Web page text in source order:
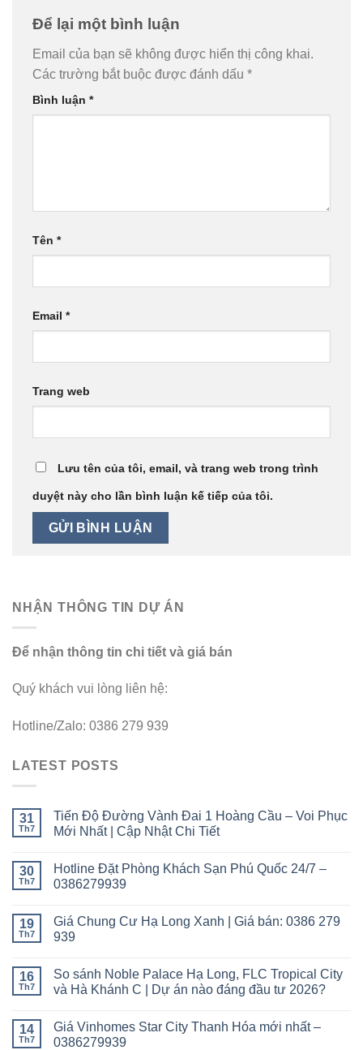
Để lại một bình luận
Email của bạn sẽ không được hiển thị công khai.
Các trường bắt buộc được đánh dấu *
Bình luận *
Tên *
Email *
Trang web
Lưu tên của tôi, email, và trang web trong trình
duyệt này cho lần bình luận kế tiếp của tôi.
NHẬN THÔNG TIN DỰ ÁN
Để nhận thông tin chi tiết và giá bán
Quý khách vui lòng liên hệ:
Hotline/Zalo: 0386 279 939
LATEST POSTS
31
Th7
Tiến Độ Đường Vành Đai 1 Hoàng Cầu – Voi Phục
Mới Nhất | Cập Nhật Chi Tiết
30
Th7
Hotline Đặt Phòng Khách Sạn Phú Quốc 24/7 –
0386279939
19
Th7
Giá Chung Cư Hạ Long Xanh | Giá bán: 0386 279
939
16
Th7
So sánh Noble Palace Hạ Long, FLC Tropical City
và Hà Khánh C | Dự án nào đáng đầu tư 2026?
14
Th7
Giá Vinhomes Star City Thanh Hóa mới nhất –
0386279939